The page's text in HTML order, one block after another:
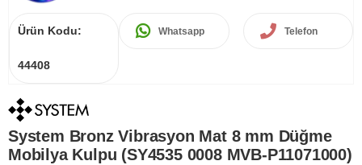
Ürün Kodu:
44408
Whatsapp Telefon
System Bronz Vibrasyon Mat 8 mm Düğme
Mobilya Kulpu (SY4535 0008 MVB-P11071000)